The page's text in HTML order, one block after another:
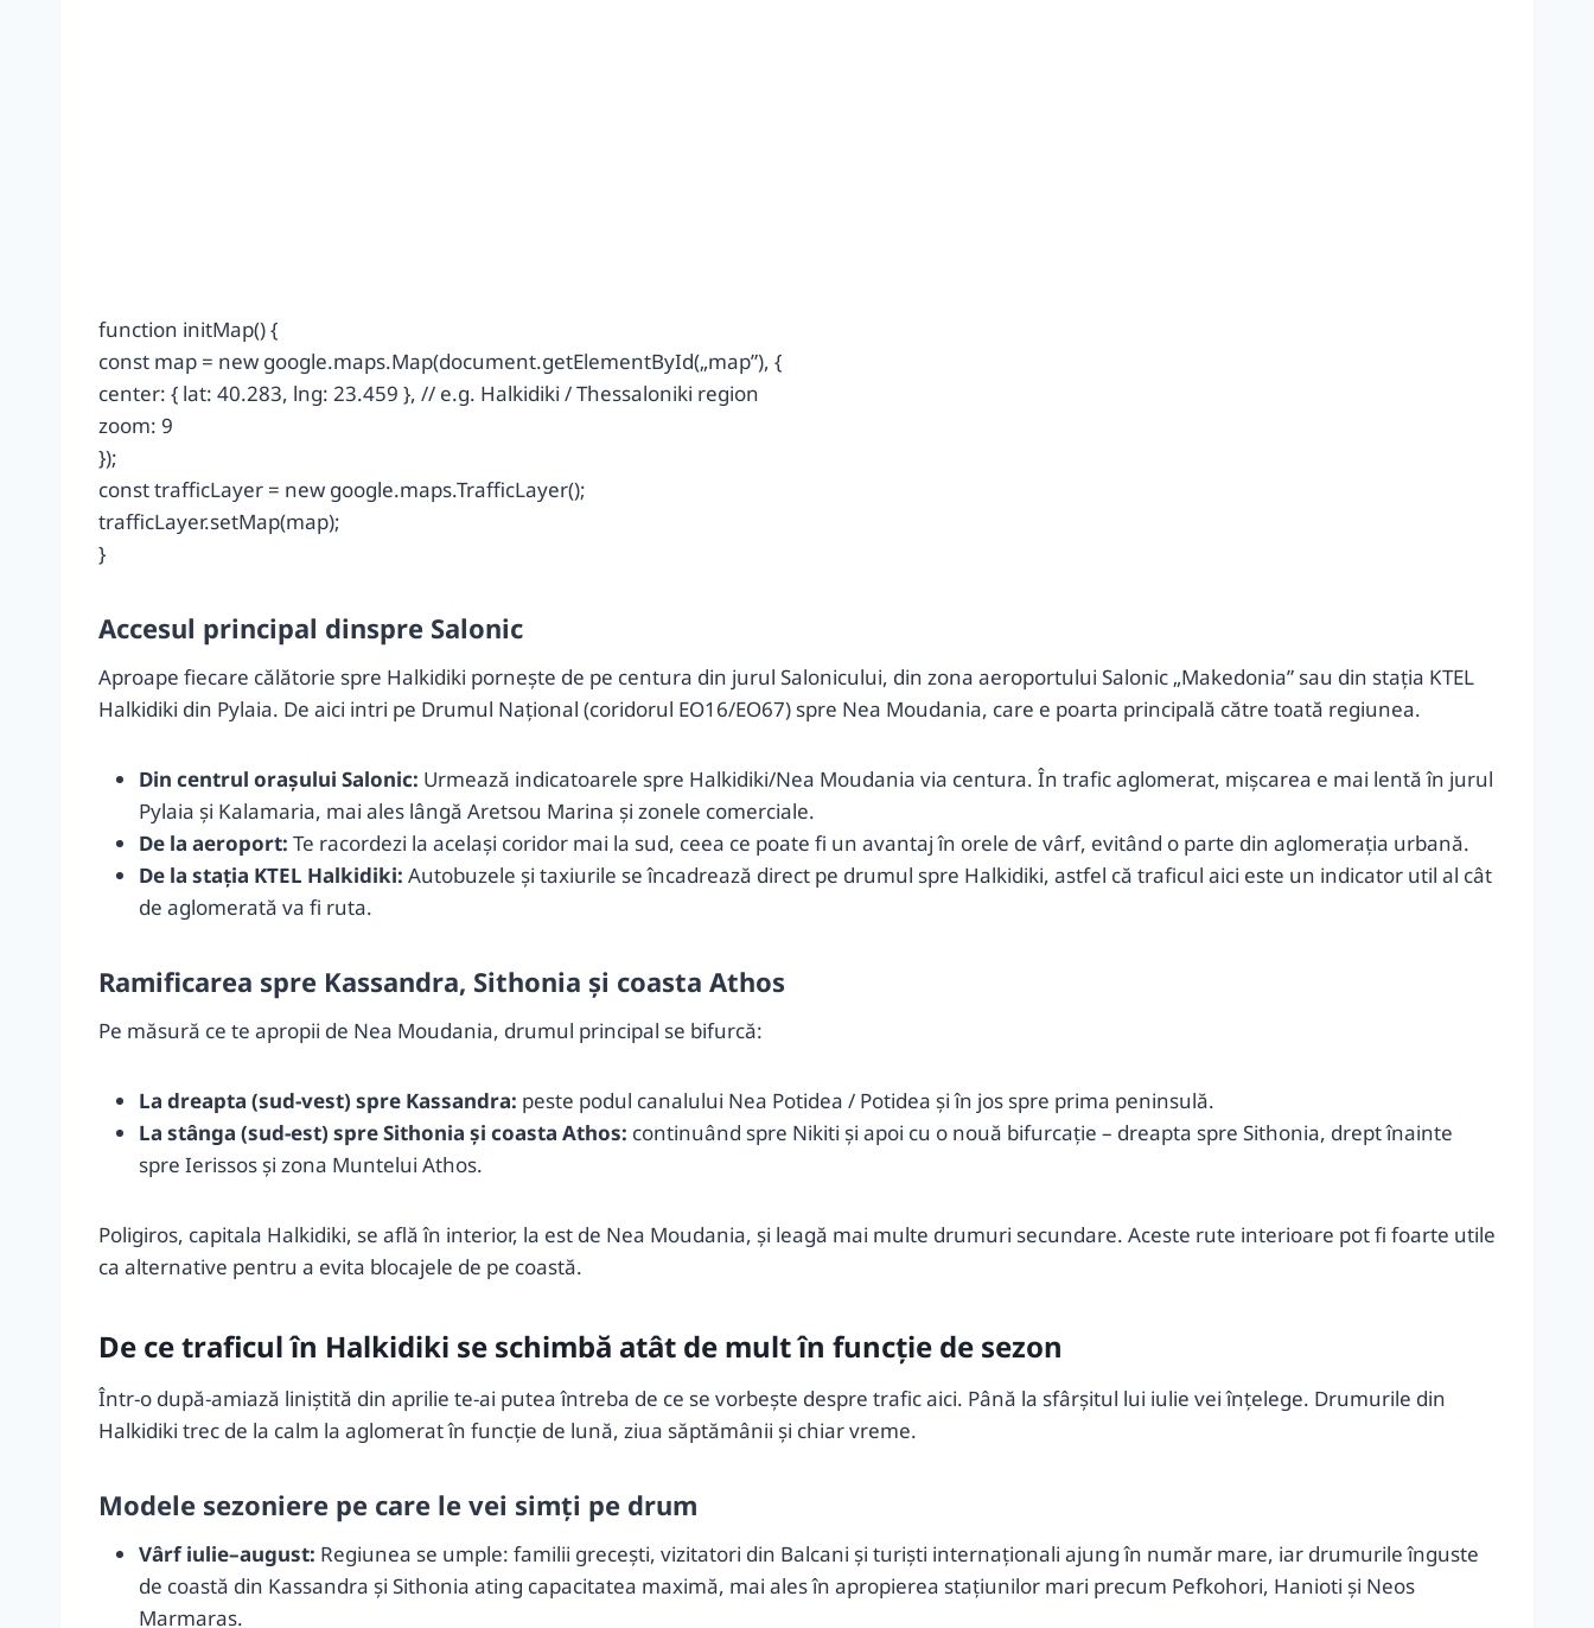
function initMap() {
const map = new google.maps.Map(document.getElementById(„map”), {
center: { lat: 40.283, lng: 23.459 }, // e.g. Halkidiki / Thessaloniki region
zoom: 9
});
const trafficLayer = new google.maps.TrafficLayer();
trafficLayer.setMap(map);
}
Accesul principal dinspre Salonic
Aproape fiecare călătorie spre Halkidiki pornește de pe centura din jurul Salonicului, din zona aeroportului Salonic „Makedonia” sau din stația KTEL
Halkidiki din Pylaia. De aici intri pe Drumul Național (coridorul EO16/EO67) spre Nea Moudania, care e poarta principală către toată regiunea.
Din centrul orașului Salonic: Urmează indicatoarele spre Halkidiki/Nea Moudania via centura. În trafic aglomerat, mișcarea e mai lentă în jurul
Pylaia și Kalamaria, mai ales lângă Aretsou Marina și zonele comerciale.
De la aeroport: Te racordezi la același coridor mai la sud, ceea ce poate fi un avantaj în orele de vârf, evitând o parte din aglomerația urbană.
De la stația KTEL Halkidiki: Autobuzele și taxiurile se încadrează direct pe drumul spre Halkidiki, astfel că traficul aici este un indicator util al cât
de aglomerată va fi ruta.
Ramificarea spre Kassandra, Sithonia și coasta Athos
Pe măsură ce te apropii de Nea Moudania, drumul principal se bifurcă:
La dreapta (sud-vest) spre Kassandra: peste podul canalului Nea Potidea / Potidea și în jos spre prima peninsulă.
La stânga (sud-est) spre Sithonia și coasta Athos: continuând spre Nikiti și apoi cu o nouă bifurcație – dreapta spre Sithonia, drept înainte
spre Ierissos și zona Muntelui Athos.
Poligiros, capitala Halkidiki, se află în interior, la est de Nea Moudania, și leagă mai multe drumuri secundare. Aceste rute interioare pot fi foarte utile
ca alternative pentru a evita blocajele de pe coastă.
De ce traficul în Halkidiki se schimbă atât de mult în funcție de sezon
Într-o după-amiază liniștită din aprilie te-ai putea întreba de ce se vorbește despre trafic aici. Până la sfârșitul lui iulie vei înțelege. Drumurile din
Halkidiki trec de la calm la aglomerat în funcție de lună, ziua săptămânii și chiar vreme.
Modele sezoniere pe care le vei simți pe drum
Vârf iulie–august: Regiunea se umple: familii grecești, vizitatori din Balcani și turiști internaționali ajung în număr mare, iar drumurile înguste
de coastă din Kassandra și Sithonia ating capacitatea maximă, mai ales în apropierea stațiunilor mari precum Pefkohori, Hanioti și Neos
Marmaras.